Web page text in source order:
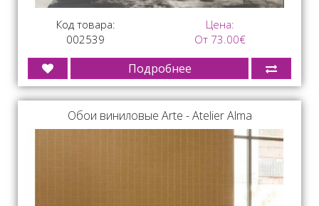
Код товара:
002539
Цена:
От 73.00€
Подробнее
Обои виниловые Arte - Atelier Alma